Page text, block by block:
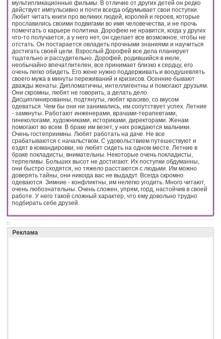
мультипликационные фильмы. В отличие от других детей он редко
действует импульсивно и почти всегда обдумывает свои поступки.
Любит читать книги про великих людей, королей и героев, которые
прославились своими подвигами во имя человечества, и не прочь
помечтать о карьере политика. Дорофею не нравится, когда у других
что-то получается, а у него нет, он сделает все возможное, чтобы не
отстать. Он постарается овладеть прочными знаниями и научиться
достигать своей цели. Взрослый Дорофей все дела планирует
тщательно и рассудительно. Дорофей, родившийся в июле,
необычайно впечатлителен, все принимает близко к сердцу, его
очень легко обидеть. Его жене нужно поддерживать и воодушевлять
своего мужа в минуты переживаний и кризисов. Осенние бывают
дважды женаты. Дипломатичны, интеллигентны и помогают друзьям.
Они скромны, любят не говорить, а делать дело.
Дисциплинированны, подтянуты, любят красиво, со вкусом
одеваться. Чем бы они ни занимались, им сопутствует успех. Летние
- замкнуты. Работают инженерами, врачами-терапевтами,
гинекологами, художниками, историками, директорами. Женам
помогают во всем. В браке им везет, у них рождаются мальчики.
Очень гостеприимны. Любят работать на даче. Не все
срабатываются с начальством. С удовольствием путешествуют и
ездят в командировки, не любят сидеть на одном месте. Летние в
браке покладисты, внимательны. Некоторые очень покладисты,
терпеливы. Больших высот не достигают. Их поступки обдуманны,
они быстро сходятся, но тяжело расстаются с людьми. Им можно
доверять тайны, они никогда вас не выдадут. Всегда скромно
одеваются. Зимние - конфликтны, им нелегко угодить. Много читают,
очень любознательны. Очень сложен, упрям, горд, настойчив в своей
работе. У него такой сложный характер, что ему довольно трудно
подбирать себе друзей.
Реклама